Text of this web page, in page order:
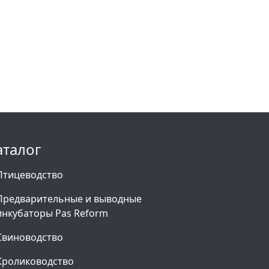
и выводные
Pas Reform